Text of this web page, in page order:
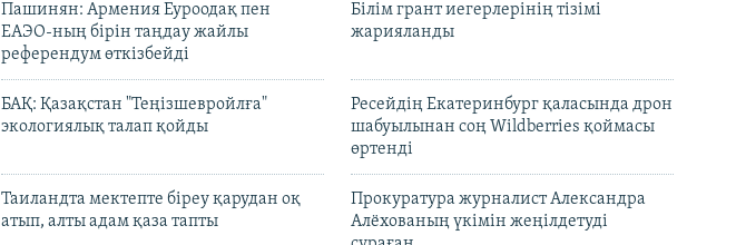
Пашинян: Армения Еуроодақ пен
ЕАЭО-ның бірін таңдау жайлы
референдум өткізбейді
Білім грант иегерлерінің тізімі
жарияланды
БАҚ: Қазақстан "Теңізшевройлға"
экологиялық талап қойды
Ресейдің Екатеринбург қаласында дрон
шабуылынан соң Wildberries қоймасы
өртенді
Таиландта мектепте біреу қарудан оқ
атып, алты адам қаза тапты
Прокуратура журналист Александра
Алёхованың үкімін жеңілдетуді